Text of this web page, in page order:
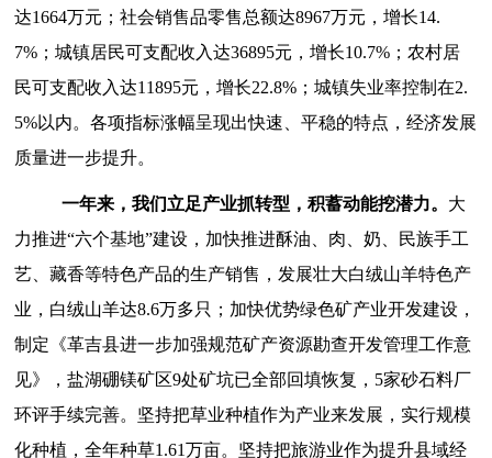
达1664万元；社会销售品零售总额达8967万元，增长14.
7%；城镇居民可支配收入达36895元，增长10.7%；农村居
民可支配收入达11895元，增长22.8%；城镇失业率控制在2.
5%以内。各项指标涨幅呈现出快速、平稳的特点，经济发展
质量进一步提升。
一年来，我们立足产业抓转型，积蓄动能挖潜力。 大
力推进“六个基地”建设，加快推进酥油、肉、奶、民族手工
艺、藏香等特色产品的生产销售，发展壮大白绒山羊特色产
业，白绒山羊达8.6万多只； 加快优势绿色矿产业开发建设，
制定《革吉县进一步加强规范矿产资源勘查开发管理工作意
见》，盐湖硼镁矿区9处矿坑已全部回填恢复，5家砂石料厂
环评手续完善。 坚持把草业种植作为产业来发展，实行规模
化种植，全年种草1.61万亩。坚持把旅游业作为提升县域经